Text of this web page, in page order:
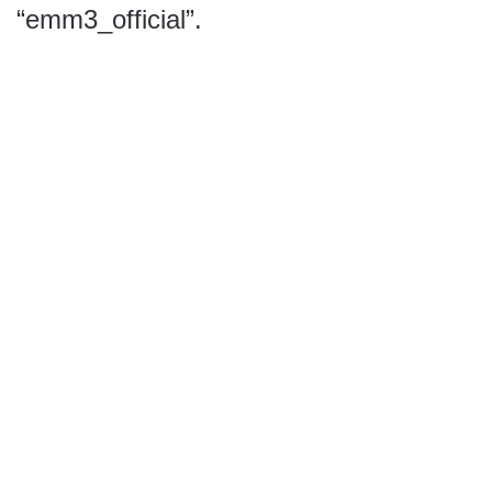
“emm3_official”.